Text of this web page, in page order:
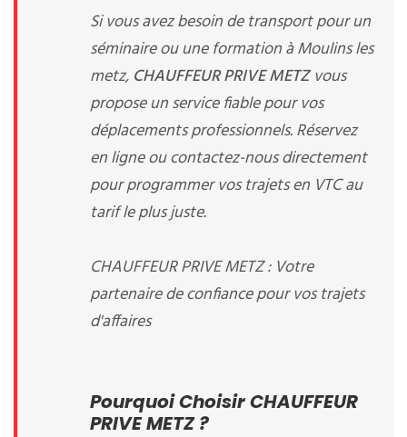
Si vous avez besoin de transport pour un
séminaire ou une formation à Moulins les
metz, CHAUFFEUR PRIVE METZvous
propose un service fiable pour vos
déplacements professionnels. Réservez
en ligne ou contactez-nous directement
pour programmer vos trajets en VTC au
tarif le plus juste.
CHAUFFEUR PRIVE METZ : Votre
partenaire de confiance pour vos trajets
d'affaires
Pourquoi Choisir CHAUFFEUR
PRIVE METZ ?